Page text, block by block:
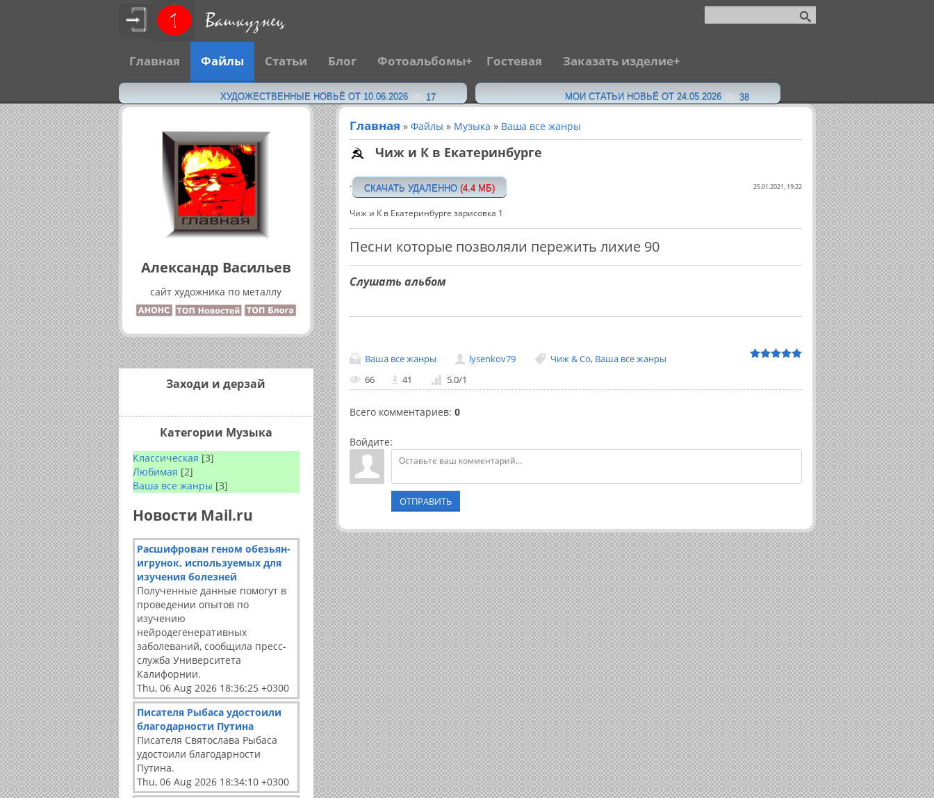
Главная Файлы Статьи Блог Фотоальбомы Гостевая Заказать изделие
ХУДОЖЕСТВЕННЫЕ НОВЬЁ ОТ 10.06.2026 17 · МОИ СТАТЬИ НОВЬЁ ОТ 24.05.2026 38
Александр Васильев
сайт художника по металлу
Главная » Файлы » Музыка » Ваша все жанры
Чиж и К в Екатеринбурге
· СКАЧАТЬ УДАЛЕННО(4.4 MБ) 25.01.2021, 19:22
Чиж и К в Екатеринбурге зарисовка 1
Песни которые позволяли пережить лихие 90
Слушать альбом
Ваша все жанры lysenkov79 Чиж & Co, Ваша все жанры
66
41 5.0/1
Всего комментариев: 0
Войдите:
ОТПРАВИТЬ
Заходи и дерзай
Категории Музыка
Классическая [3]
Любимая [2]
Ваша все жанры [3]
Новости Mail.ru
Расшифрован геном обезьян-
игрунок, используемых для
изучения болезней
Полученные данные помогут в
проведении опытов по
изучению
нейродегенеративных
заболеваний, сообщила пресс-
служба Университета
Калифорнии.
Thu, 06 Aug 2026 18:36:25 +0300
Писателя Рыбаса удостоили
благодарности Путина
Писателя Святослава Рыбаса
удостоили благодарности
Путина.
Thu, 06 Aug 2026 18:34:10 +0300